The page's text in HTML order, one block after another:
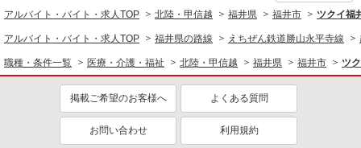
アルバイト・バイト・求人TOP 北陸・甲信越 福井県 福井市 ツクイ福
アルバイト・バイト・求人TOP 福井県の路線 えちぜん鉄道勝山永平寺線
職種・条件一覧 医療・介護・福祉 北陸・甲信越 福井県 福井市 ツ
掲載ご希望のお客様へ よくある質問
お問い合わせ 利用規約